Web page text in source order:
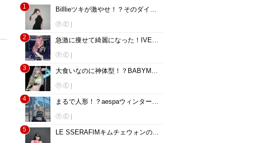
1 Billlieツキが激やせ！？そのダイエット方法とは？
Ⓟ.Ⓔ|
2
急激に痩せて綺麗になった！IVEリズのダイエット法を紹介♡
Ⓟ.Ⓔ|
3
大食いなのに神体型！？BABYMONSTERアヒョンの体型維持法とは？
Ⓟ.Ⓔ|
4
まるで人形！？aespaウィンターのダイエット法を伝授♡
Ⓟ.Ⓔ|
5
LE SSERAFIMキムチェウォンのダイエット法を大公開♡